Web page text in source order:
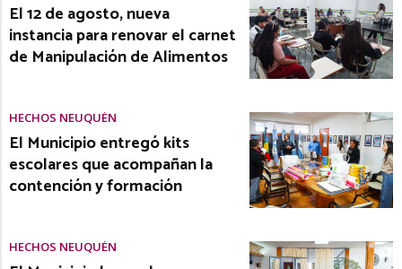
El 12 de agosto, nueva
instancia para renovar el carnet
de Manipulación de Alimentos
HECHOS NEUQUÉN
El Municipio entregó kits
escolares que acompañan la
contención y formación
HECHOS NEUQUÉN